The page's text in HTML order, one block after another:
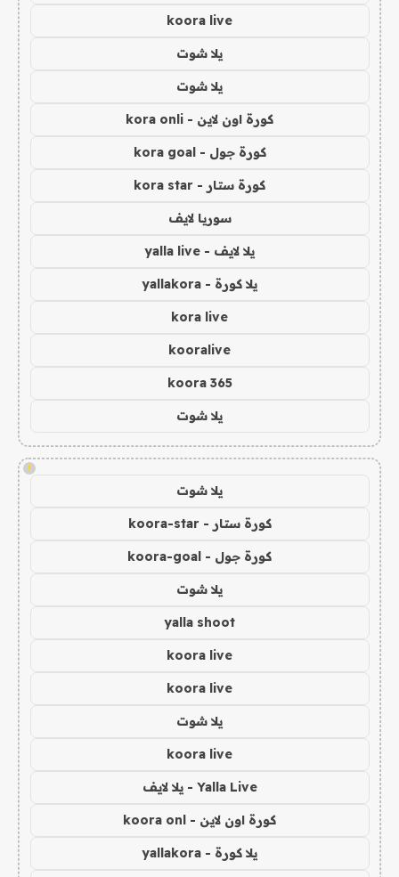
koora live
يلا شوت
يلا شوت
كورة اون لاين - kora onli
كورة جول - kora goal
كورة ستار - kora star
سوريا لايف
يلا لايف - yalla live
يلا كورة - yallakora
kora live
kooralive
koora 365
يلا شوت
!
يلا شوت
كورة ستار - koora-star
كورة جول - koora-goal
يلا شوت
yalla shoot
koora live
koora live
يلا شوت
koora live
Yalla Live - يلا لايف
كورة اون لاين - koora onl
يلا كورة - yallakora